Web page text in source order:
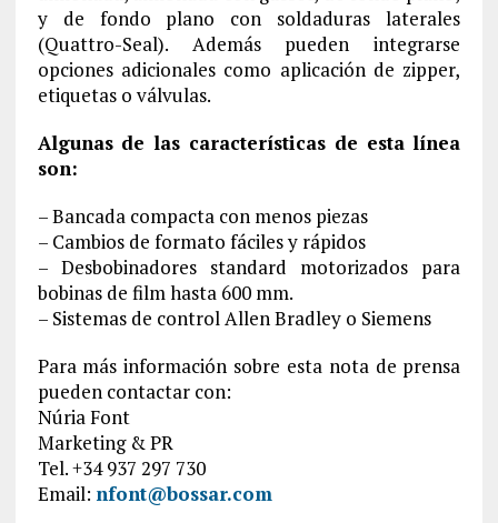
y de fondo plano con soldaduras laterales
(Quattro-Seal). Además pueden integrarse
opciones adicionales como aplicación de zipper,
etiquetas o válvulas.
Algunas de las características de esta línea
son:
– Bancada compacta con menos piezas
– Cambios de formato fáciles y rápidos
– Desbobinadores standard motorizados para
bobinas de film hasta 600 mm.
– Sistemas de control Allen Bradley o Siemens
Para más información sobre esta nota de prensa
pueden contactar con:
Núria Font
Marketing & PR
Tel. +34 937 297 730
Email: nfont@bossar.com